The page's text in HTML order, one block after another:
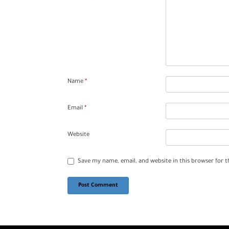
Name *
Email *
Website
Save my name, email, and website in this browser for